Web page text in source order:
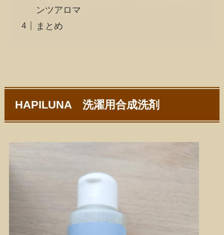
ンツアロマ
まとめ
HAPILUNA 洗濯用合成洗剤